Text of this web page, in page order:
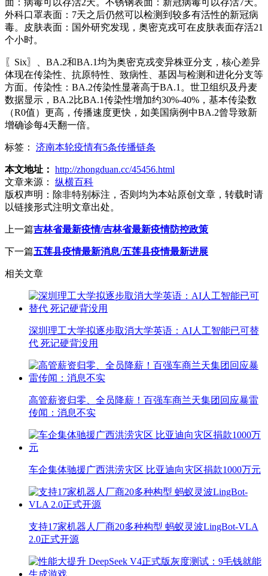
外科口罩表面：7天之后仍然可以检测到较多有活性的新冠病
毒。皮肤表面：国外研究发现，奥密克戎可在皮肤表面存活21
个小时。
〖Six〗、BA.2和BA.1均为奥密克戎变异株亚分支，核心差异
体现在传染性、抗原特性、致病性、基因与检测和进化分支等
方面。传染性：BA.2传染性显著高于BA.1。世卫组织及丹麦
数据显示，BA.2比BA.1传染性增加约30%-40%，基本传染数
（R0值）更高，传播速度更快，如美国病例中BA.2曾导致新
增确诊每4天翻一倍。
标签： 济南本轮疫情有5条传播链条
本文地址： http://zhongduan.cc/45456.html
文章来源：
纵横百科
版权声明： 除非特别标注，否则均为本站原创文章，转载时请
以链接形式注明文章出处。
上一篇吉林省最新疫情/吉林省最新疫情防控政策
下一篇五莲县疫情最新消息/五莲县疫情最新进展
相关文章
深圳理工大学拟逐步取消大学英语：AI人工智能已可替
代 死记硬背没用
高管薪资归零、全员降薪！百强车商兰天集团回应暴雷
传闻：消息不实
车企集体驰援广西洪涝灾区 比亚迪向灾区捐款1000万元
支持17家机器人厂商20多种构型 蚂蚁灵波LingBot-VLA
2.0正式开源